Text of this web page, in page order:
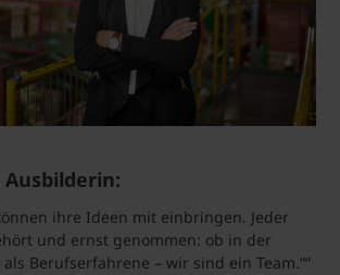
Ausbilderin:
ihre Ideen mit einbringen. Jeder
und ernst genommen: ob in der
Berufserfahrene – wir sind ein Team.““